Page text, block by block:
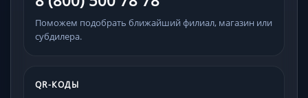
Поможем подобрать ближайший филиал, магазин или
субдилера.
QR-КОДЫ